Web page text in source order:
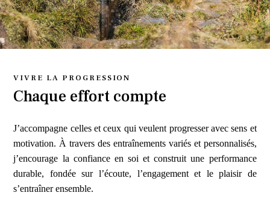
VIVRE LA PROGRESSION
Chaque effort compte
J’accompagne celles et ceux qui veulent progresser avec sens et
motivation. À travers des entraînements variés et personnalisés,
j’encourage la confiance en soi et construit une performance
durable, fondée sur l’écoute, l’engagement et le plaisir de
s’entraîner ensemble.